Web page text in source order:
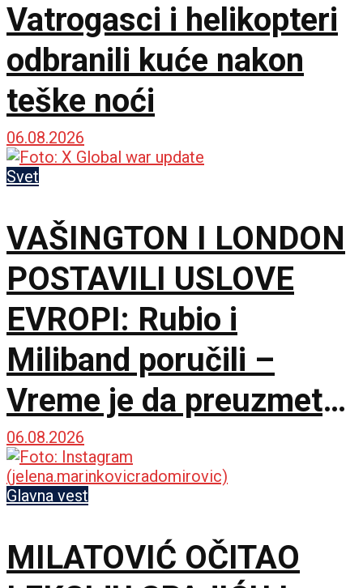
Vatrogasci i helikopteri
odbranili kuće nakon
teške noći
06.08.2026
Svet
VAŠINGTON I LONDON
POSTAVILI USLOVE
EVROPI: Rubio i
Miliband poručili –
Vreme je da preuzmete
brigu o sopstvenoj
bezbednosti
06.08.2026
Glavna vest
MILATOVIĆ OČITAO